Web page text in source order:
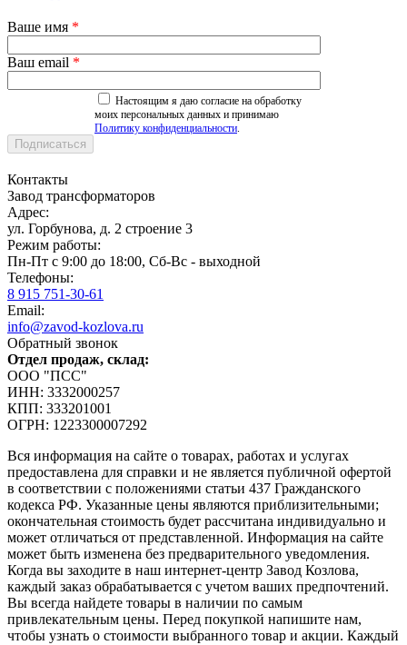
Ваше имя *
Ваш email *
Настоящим я даю согласие на обработку
моих персональных данных и принимаю
Политику конфиденциальности.
Контакты
Завод трансформаторов
Адрес:
ул. Горбунова, д. 2 строение 3
Режим работы:
Пн-Пт с 9:00 до 18:00, Сб-Вс - выходной
Телефоны:
8 915 751-30-61
Email:
info@zavod-kozlova.ru
Обратный звонок
Отдел продаж, склад:
ООО "ПСС"
ИНН: 3332000257
КПП: 333201001
ОГРН: 1223300007292
Вся информация на сайте о товарах, работах и услугах
предоставлена для справки и не является публичной офертой
в соответствии с положениями статьи 437 Гражданского
кодекса РФ. Указанные цены являются приблизительными;
окончательная стоимость будет рассчитана индивидуально и
может отличаться от представленной. Информация на сайте
может быть изменена без предварительного уведомления.
Когда вы заходите в наш интернет-центр Завод Козлова,
каждый заказ обрабатывается с учетом ваших предпочтений.
Вы всегда найдете товары в наличии по самым
привлекательным цены. Перед покупкой напишите нам,
чтобы узнать о стоимости выбранного товар и акции. Каждый